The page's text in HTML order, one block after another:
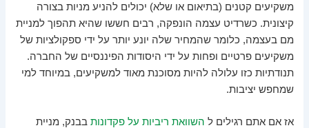
משקיעים קטנים (בתיאום או שלא) יכולים להניע מניות בצורה
קיצונית. כשרדיט עצמה הונפקה, רבים חששו שהיא תהפוך למניית
מם בעצמה, כלומר שהמחיר שלה יונע יותר על ידי ספקולציות של
משקיעים פרטיים ופחות על ידי היסודות הפיננסיים של החברה.
תנודתיות כזו עלולה להיות מסוכנת מאוד למשקיעים, במיוחד למי
שמחפש יציבות.
אז אם אתם רגילים ל השוואת ריביות על פקדונות בבנק, מניית